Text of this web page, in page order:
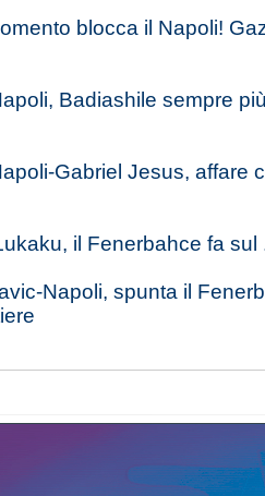
blocca il Napoli!
Badiashile sempre
Gabriel Jesus, affare
il Fenerbahce fa sul
Napoli, spunta il